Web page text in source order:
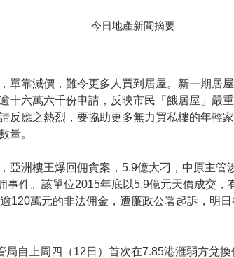
今日地產新聞摘要
單靠減價，難令更多人買到居屋。新一期居
十六萬六千份申請，反映市民「餓居屋」嚴
反應之熱烈，要協助更多無力買私樓的年輕
量。
，亞洲樓王爆回佣貪案，5.9億大刁，中原主
事件。該單位2015年底以5.9億元天價成交
120萬元的非法佣金，遭廉政公署起訴，明
局自上周四（12日）首次在7.85港滙弱方兌